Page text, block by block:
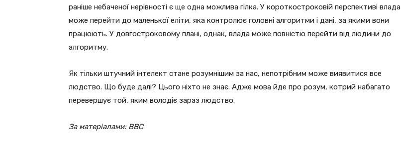
раніше небаченої нерівності є ще одна можлива гілка. У короткостроковій перспективі влада
може перейти до маленької еліти, яка контролює головні алгоритми і дані, за якими вони
працюють. У довгостроковому плані, однак, влада може повністю перейти від людини до
алгоритму.
Як тільки штучний інтелект стане розумнішим за нас, непотрібним може виявитися все
людство. Що буде далі? Цього ніхто не знає. Адже мова йде про розум, котрий набагато
перевершує той, яким володіє зараз людство.
За матеріалами: BBC